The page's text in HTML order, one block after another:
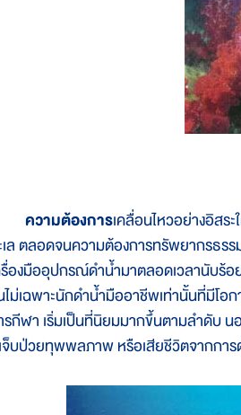
ความต้องการเคลื่อนไหวอย่างอิสร
ล ตลอดจนความต้องการทรัพยากรธร
รื่องมืออุปกรณ์ดำน้ำมาตลอดเวลานับร้
ม่เฉพาะนักดำน้ำมืออาชีพเท่านั้นที่มีโอ
กีฬา เริ่มเป็นที่นิยมมากขึ้นตามลำดับ
บป่วยทุพพลภาพ หรือเสียชีวิตจากการ